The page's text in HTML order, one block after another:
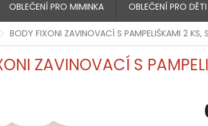
OBLEČENÍ PRO MIMINKA OBLEČENÍ PRO DĚTI
BODY FIXONI ZAVINOVACÍ S PAMPELIŠKAMI 2 KS,
ZAVINOVACÍ S